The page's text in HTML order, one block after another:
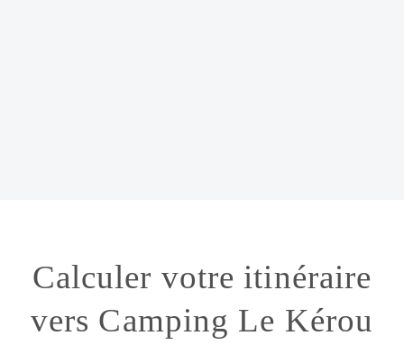
Calculer votre itinéraire
vers Camping Le Kérou